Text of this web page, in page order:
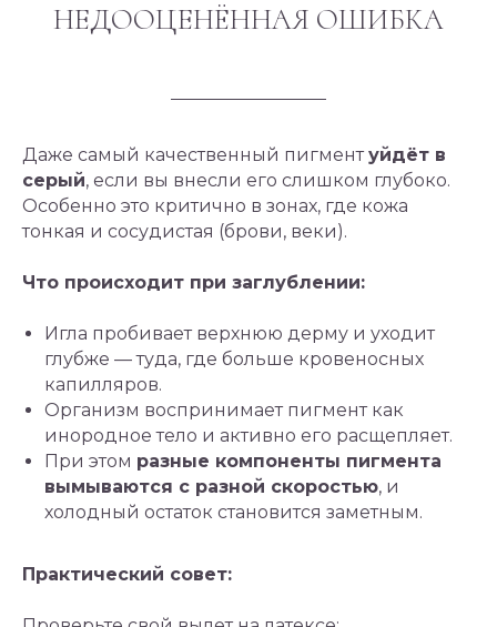
НЕДООЦЕНЁННАЯ ОШИБКА
Даже самый качественный пигментуйдёт в
серый, если вы внесли его слишком глубоко.
Особенно это критично в зонах, где кожа
тонкая и сосудистая (брови, веки).
Что происходит при заглублении:
Игла пробивает верхнюю дерму и уходит
глубже — туда, где больше кровеносных
капилляров.
Организм воспринимает пигмент как
инородное тело и активно его расщепляет.
При этом разные компоненты пигмента
вымываются с разной скоростью, и
холодный остаток становится заметным.
Практический совет: